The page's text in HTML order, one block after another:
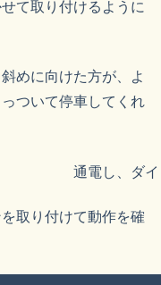
て取り付けるように
めに向けた方が、よ
ついて停車してくれ
取り付けて動作を確